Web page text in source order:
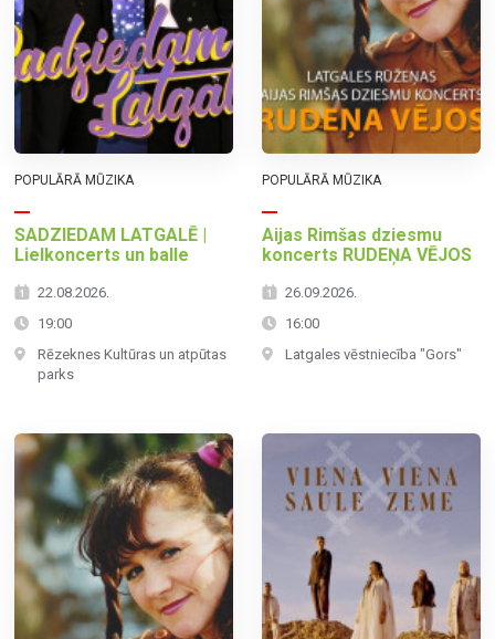
POPULĀRĀ MŪZIKA
SADZIEDAM LATGALĒ |
Lielkoncerts un balle
22.08.2026.
19:00
Rēzeknes Kultūras un atpūtas
parks
POPULĀRĀ MŪZIKA
Aijas Rimšas dziesmu
koncerts RUDEŅA VĒJOS
26.09.2026.
16:00
Latgales vēstniecība "Gors"